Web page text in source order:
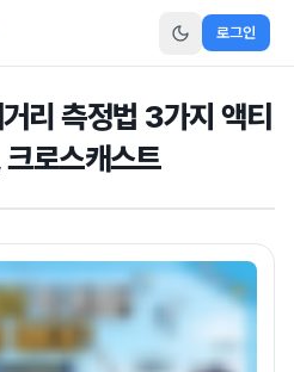
로그인
리 측정법 3가지 액티
로스캐스트